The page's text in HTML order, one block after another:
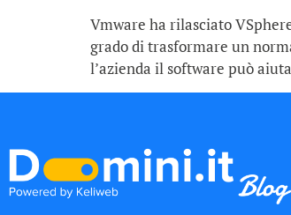
Vmware ha rilasciato
grado di trasformare un
l’azienda il software può